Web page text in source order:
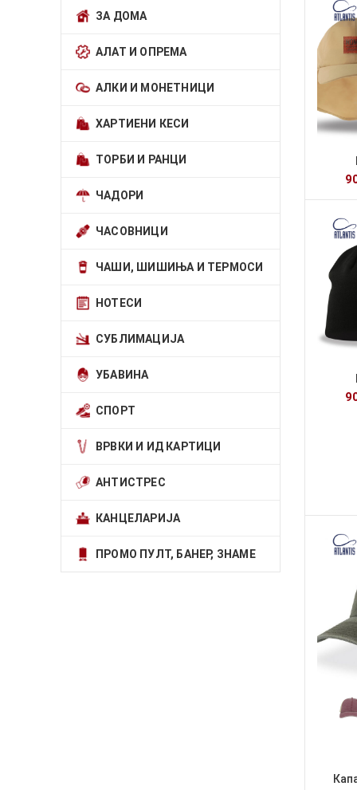
ЗА ДОМА
АЛАТ И ОПРЕМА
АЛКИ И МОНЕТНИЦИ
ХАРТИЕНИ КЕСИ
ТОРБИ И РАНЦИ
ЧАДОРИ
ЧАСОВНИЦИ
ЧАШИ, ШИШИЊА И ТЕРМОСИ
НОТЕСИ
СУБЛИМАЦИЈА
УБАВИНА
СПОРТ
ВРВКИ И ИД КАРТИЦИ
АНТИСТРЕС
КАНЦЕЛАРИЈА
ПРОМО ПУЛТ, БАНЕР, ЗНАМЕ